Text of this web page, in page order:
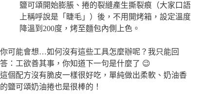
鹽可頌開始膨脹、捲的裂縫產生撕裂痕（大家口語
上稱呼說是「睫毛」）後，不用開烤箱，設定溫度
降溫到200度，烤至麵包內側上色。
你可能會想…如何沒有這些工具怎麼辦呢？我只能回
答：工欲善其事，你知道下一句是什麼了 😉
這個配方沒有脆皮一樣很好吃，單純做出柔軟、奶油香
的鹽可頌奶油捲也是很棒的！